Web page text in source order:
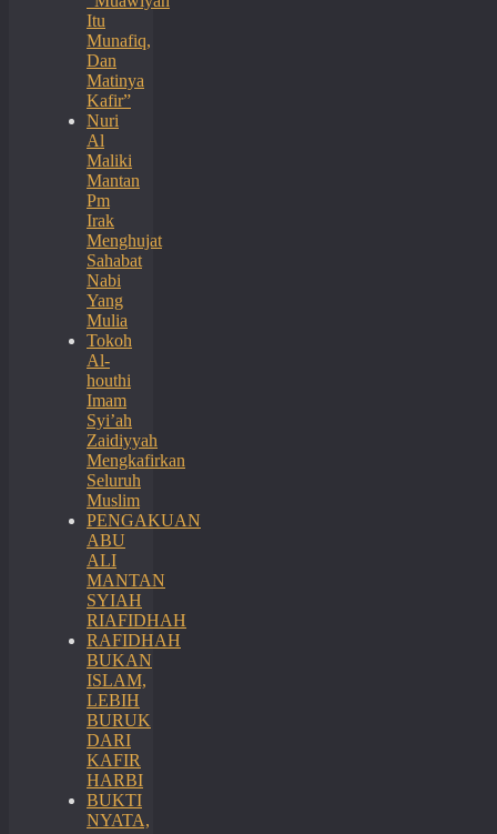
Itu
Munafiq,
Dan
Matinya
Kafir”
Nuri
Al
Maliki
Mantan
Pm
Irak
Menghujat
Sahabat
Nabi
Yang
Mulia
Tokoh
Al-
houthi
Imam
Syi’ah
Zaidiyyah
Mengkafirkan
Seluruh
Muslim
PENGAKUAN
ABU
ALI
MANTAN
SYIAH
RIAFIDHAH
RAFIDHAH
BUKAN
ISLAM,
LEBIH
BURUK
DARI
KAFIR
HARBI
BUKTI
NYATA,